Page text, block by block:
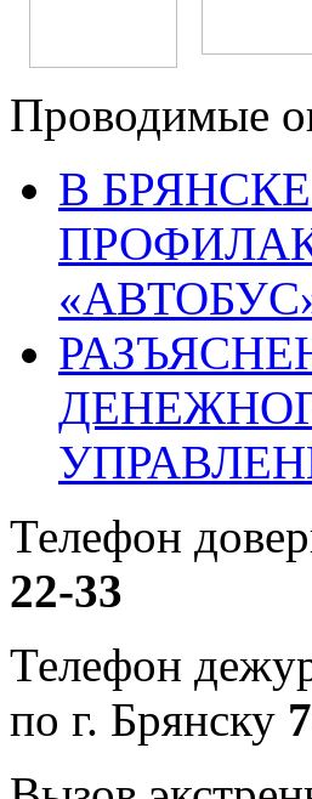
Проводимые
В
Телефон
22-33
Телефон
по г. Брянску